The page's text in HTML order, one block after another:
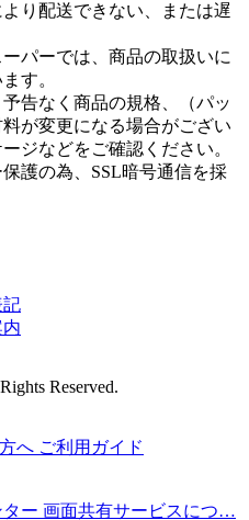
り配送できない、または遅
パーでは、商品の取扱いに
す。
告なく商品の規格、（パッ
が変更になる場合がござい
ジなどをご確認ください。
護の為、SSL暗号通信を採
記
Reserved.
へ ご利用ガイド
ー 画面共有サービスにつ…